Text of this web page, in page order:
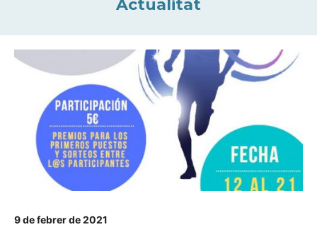
Actualitat
9 de febrer de 2021